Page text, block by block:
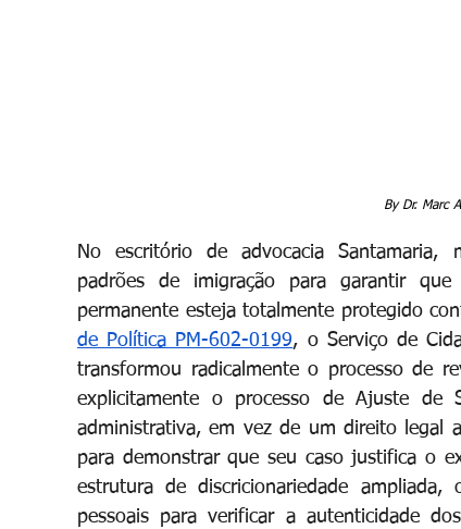
By Dr. Marc
No escritório de advocacia Santamaria,
padrões de imigração para garantir
permanente esteja totalmente protegido
de Política PM-602-0199, o Serviço de
transformou radicalmente o processo de
explicitamente o processo de Ajuste de
administrativa, em vez de um direito legal
para demonstrar que seu caso justifica o
estrutura de discricionariedade
pessoais para verificar a autenticidade